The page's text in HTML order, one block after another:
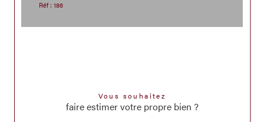
Réf : 186
Vous souhaitez
faire estimer votre propre bien ?